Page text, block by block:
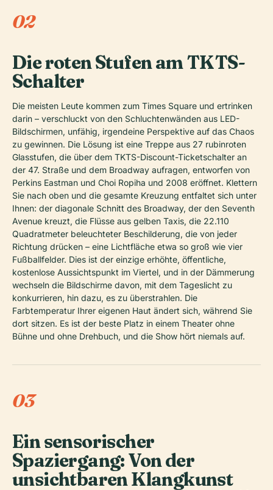
02
Die roten Stufen am TKTS-
Schalter
Die meisten Leute kommen zum Times Square und ertrinken
darin – verschluckt von den Schluchtenwänden aus LED-
Bildschirmen, unfähig, irgendeine Perspektive auf das Chaos
zu gewinnen. Die Lösung ist eine Treppe aus 27 rubinroten
Glasstufen, die über dem TKTS-Discount-Ticketschalter an
der 47. Straße und dem Broadway aufragen, entworfen von
Perkins Eastman und Choi Ropiha und 2008 eröffnet. Klettern
Sie nach oben und die gesamte Kreuzung entfaltet sich unter
Ihnen: der diagonale Schnitt des Broadway, der den Seventh
Avenue kreuzt, die Flüsse aus gelben Taxis, die 22.110
Quadratmeter beleuchteter Beschilderung, die von jeder
Richtung drücken – eine Lichtfläche etwa so groß wie vier
Fußballfelder. Dies ist der einzige erhöhte, öffentliche,
kostenlose Aussichtspunkt im Viertel, und in der Dämmerung
wechseln die Bildschirme davon, mit dem Tageslicht zu
konkurrieren, hin dazu, es zu überstrahlen. Die
Farbtemperatur Ihrer eigenen Haut ändert sich, während Sie
dort sitzen. Es ist der beste Platz in einem Theater ohne
Bühne und ohne Drehbuch, und die Show hört niemals auf.
03
Ein sensorischer
Spaziergang: Von der
unsichtbaren Klangkunst